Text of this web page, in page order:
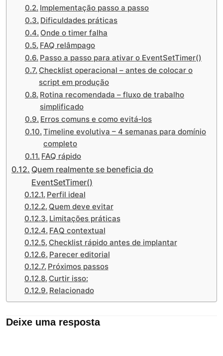
Implementação passo a passo
Dificuldades práticas
Onde o timer falha
FAQ relâmpago
Passo a passo para ativar o EventSetTimer()
Checklist operacional – antes de colocar o
script em produção
Rotina recomendada – fluxo de trabalho
simplificado
Erros comuns e como evitá‑los
Timeline evolutiva – 4 semanas para domínio
completo
FAQ rápido
Quem realmente se beneficia do
EventSetTimer()
Perfil ideal
Quem deve evitar
Limitações práticas
FAQ contextual
Checklist rápido antes de implantar
Parecer editorial
Próximos passos
Curtir isso:
Relacionado
Deixe uma resposta